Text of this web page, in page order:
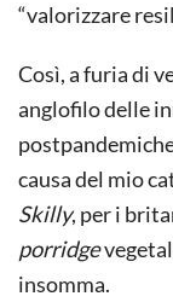
“valorizzare
Così, a furia di
anglofilo delle
causa del mio
Skilly, per i
porridge
insomma.